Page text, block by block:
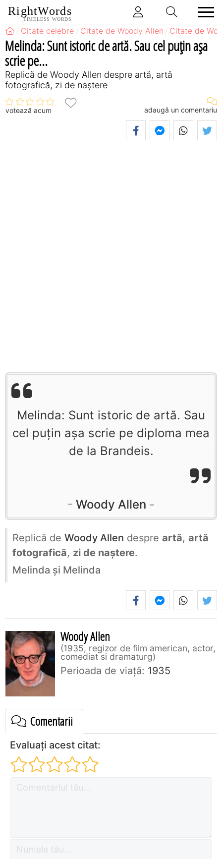
RightWords
TIMELESS WORDS
Citate celebre Citate de Woody Allen Citate de
Melinda: Sunt istoric de artă. Sau cel puţin aşa
scrie pe...
Replică de Woody Allen despre artă, artă
fotografică, zi de naștere
votează acum adaugă un comentariu
Melinda: Sunt istoric de artă. Sau
cel puţin aşa scrie pe diploma mea
de la Brandeis.
Woody Allen
Replică de Woody Allen despre artă, artă
fotografică, zi de naștere.
Melinda şi Melinda
Woody Allen
1935, regizor de film american, actor,
comediat si dramaturg
Perioada de viaţă: 1935
Comentarii
Evaluați acest citat: